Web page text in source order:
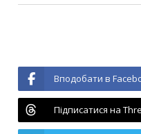
Вподобати в
Підписатися на